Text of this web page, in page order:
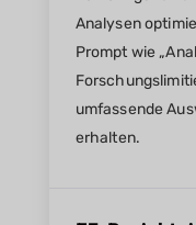
Analysen
Prompt wie
umfassende
erhalten.